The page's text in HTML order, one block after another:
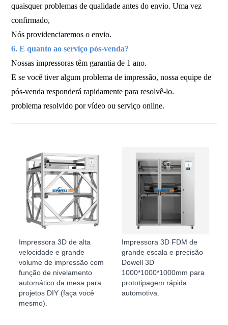
quaisquer problemas de qualidade antes do envio. Uma vez
confirmado,
Nós providenciaremos o envio.
6. E quanto ao serviço pós-venda?
Nossas impressoras têm garantia de 1 ano.
E se você tiver algum problema de impressão, nossa equipe de
pós-venda responderá rapidamente para resolvê-lo.
problema resolvido por vídeo ou serviço online.
Impressora 3D de alta
velocidade e grande
volume de impressão com
função de nivelamento
automático da mesa para
projetos DIY (faça você
mesmo).
Impressora 3D FDM de
grande escala e precisão
Dowell 3D
1000*1000*1000mm para
prototipagem rápida
automotiva.